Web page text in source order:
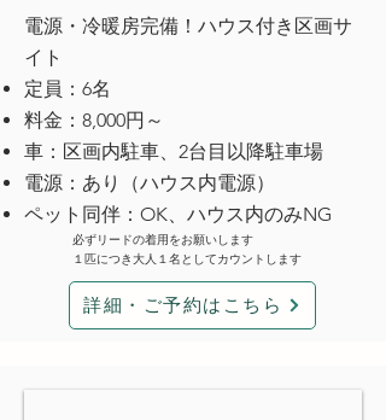
電源・冷暖房完備！ハウス付き区画サ
イト
定員：6名
料金：8,000円～
車：区画内駐車、2台目以降駐車場
電源：あり（ハウス内電源）
ペット同伴：OK、ハウス内のみNG
必ずリードの着用をお願いします
１匹につき大人１名としてカウントします
詳細・ご予約はこちら